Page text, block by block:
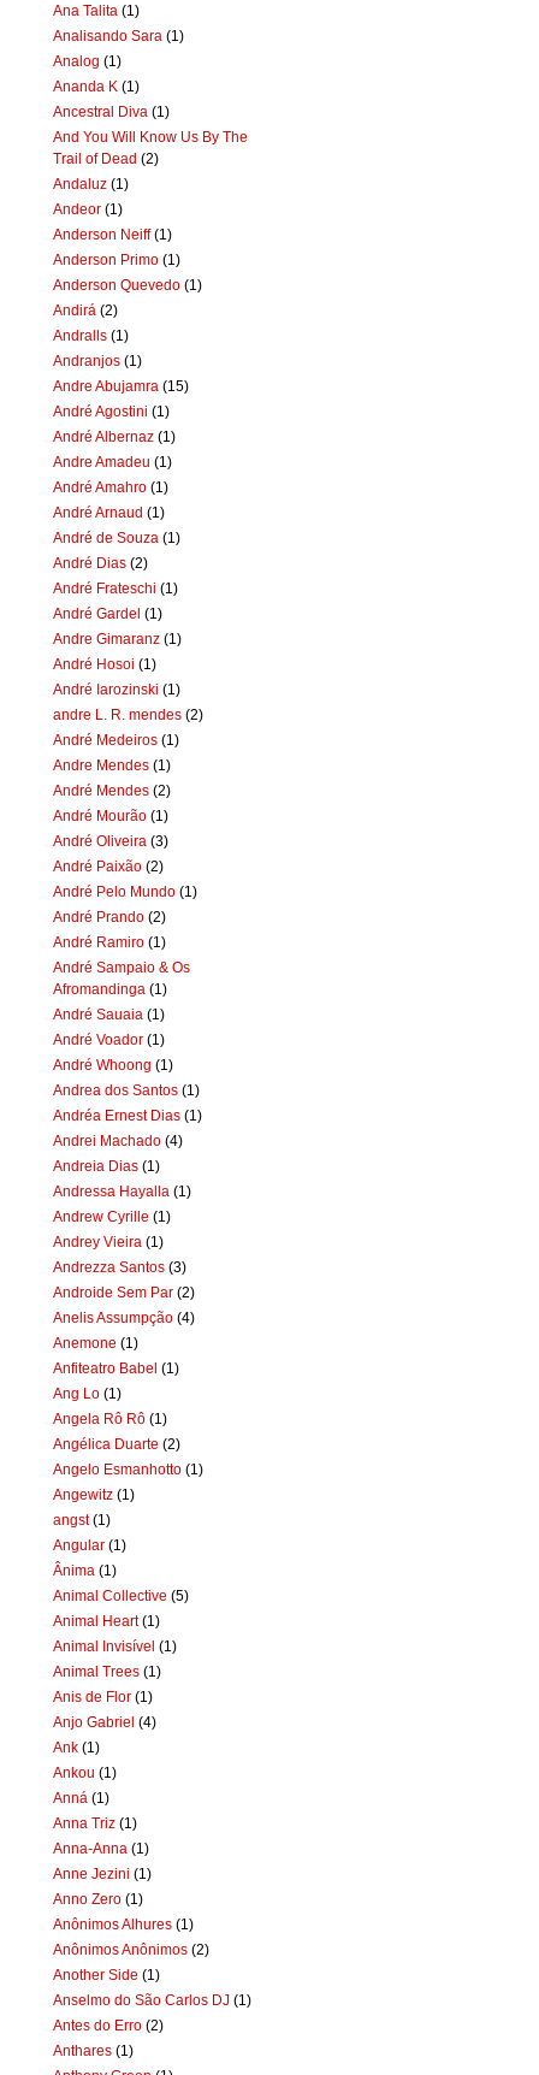
Ana Talita (1)
Analisando Sara (1)
Analog (1)
Ananda K (1)
Ancestral Diva (1)
And You Will Know Us By The
Trail of Dead (2)
Andaluz (1)
Andeor (1)
Anderson Neiff (1)
Anderson Primo (1)
Anderson Quevedo (1)
Andirá (2)
Andralls (1)
Andranjos (1)
Andre Abujamra (15)
André Agostini (1)
André Albernaz (1)
Andre Amadeu (1)
André Amahro (1)
André Arnaud (1)
André de Souza (1)
André Dias (2)
André Frateschi (1)
André Gardel (1)
Andre Gimaranz (1)
André Hosoi (1)
André Iarozinski (1)
andre L. R. mendes (2)
André Medeiros (1)
Andre Mendes (1)
André Mendes (2)
André Mourão (1)
André Oliveira (3)
André Paixão (2)
André Pelo Mundo (1)
André Prando (2)
André Ramiro (1)
André Sampaio & Os
Afromandinga (1)
André Sauaia (1)
André Voador (1)
André Whoong (1)
Andrea dos Santos (1)
Andréa Ernest Dias (1)
Andrei Machado (4)
Andreia Dias (1)
Andressa Hayalla (1)
Andrew Cyrille (1)
Andrey Vieira (1)
Andrezza Santos (3)
Androide Sem Par (2)
Anelis Assumpção (4)
Anemone (1)
Anfiteatro Babel (1)
Ang Lo (1)
Angela Rô Rô (1)
Angélica Duarte (2)
Angelo Esmanhotto (1)
Angewitz (1)
angst (1)
Angular (1)
Ânima (1)
Animal Collective (5)
Animal Heart (1)
Animal Invisível (1)
Animal Trees (1)
Anis de Flor (1)
Anjo Gabriel (4)
Ank (1)
Ankou (1)
Anná (1)
Anna Triz (1)
Anna-Anna (1)
Anne Jezini (1)
Anno Zero (1)
Anônimos Alhures (1)
Anônimos Anônimos (2)
Another Side (1)
Anselmo do São Carlos DJ (1)
Antes do Erro (2)
Anthares (1)